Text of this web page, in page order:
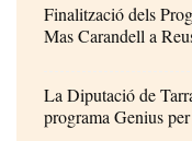
Finalització dels
Mas Carandell a
La Diputació de
programa Genius per